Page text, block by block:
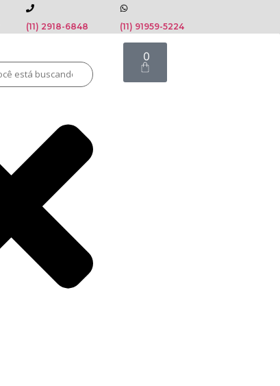
(11) 2918-6848 (11) 91959-5224
0